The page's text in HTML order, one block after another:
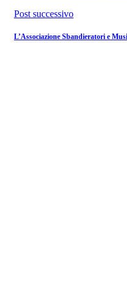
Post successivo
L’Associazione Sbandieratori e